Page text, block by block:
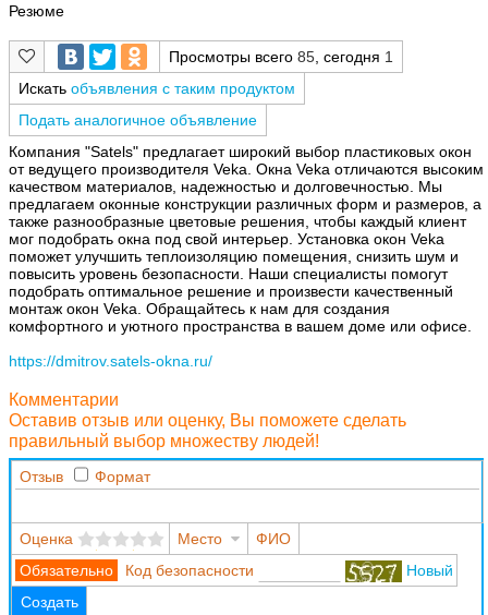
Резюме
Просмотры всего 85 , сегодня 1
Искать объявления с таким продуктом
Подать аналогичное объявление
Компания "Satels" предлагает широкий выбор пластиковых окон
от ведущего производителя Veka. Окна Veka отличаются высоким
качеством материалов, надежностью и долговечностью. Мы
предлагаем оконные конструкции различных форм и размеров, а
также разнообразные цветовые решения, чтобы каждый клиент
мог подобрать окна под свой интерьер. Установка окон Veka
поможет улучшить теплоизоляцию помещения, снизить шум и
повысить уровень безопасности. Наши специалисты помогут
подобрать оптимальное решение и произвести качественный
монтаж окон Veka. Обращайтесь к нам для создания
комфортного и уютного пространства в вашем доме или офисе.
https://dmitrov.satels-okna.ru/
Комментарии
Оставив отзыв или оценку, Вы поможете сделать
правильный выбор множеству людей!
Отзыв Формат
Оценка Место
ФИО
Код безопасности
Новый
Создать